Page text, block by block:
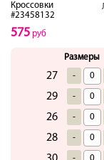
Кроссовки
#23458132
575 руб
Размеры
27 -
29 -
26 -
28 -